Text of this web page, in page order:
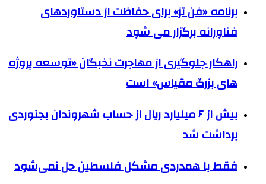
برنامه «فن تز» برای حفاظت از دستاوردهای
فناورانه برگزار می شود
راهکار جلوگیری از مهاجرت نخبگان «توسعه پروژه
های بزرگ مقیاس» است
بیش از ۶ میلیارد ریال از حساب شهروندان بجنوردی
برداشت شد
فقط با همدردی مشکل فلسطین حل نمی‌شود